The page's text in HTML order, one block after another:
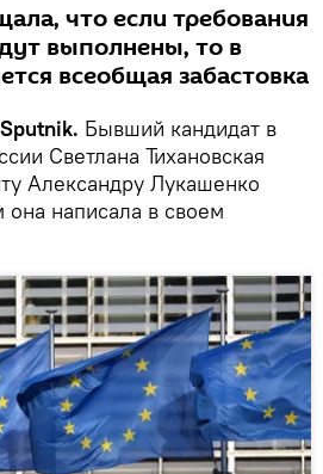
что если требования
выполнены, то в
всеобщая забастовка
Бывший кандидат в
Светлана Тихановская
Александру Лукашенко
написала в своем